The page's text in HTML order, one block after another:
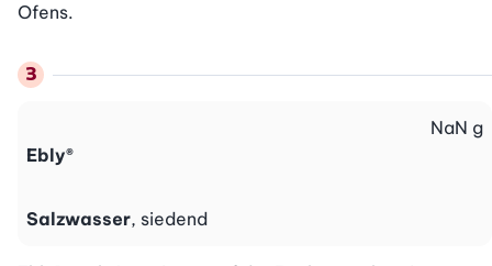
Ofens.
Ebly®
NaN g
Salzwasser, siedend